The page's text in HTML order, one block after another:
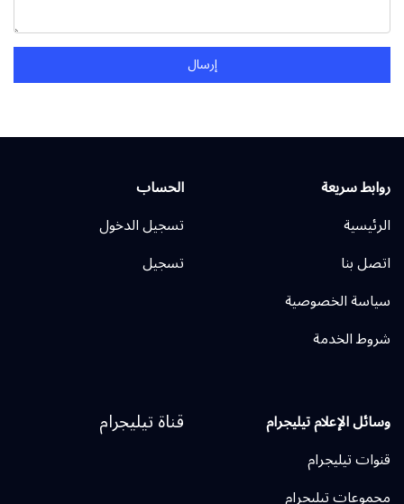
إرسال
روابط سريعة
الرئيسية
اتصل بنا
سياسة الخصوصية
شروط الخدمة
الحساب
تسجيل الدخول
تسجيل
وسائل الإعلام تيليجرام
قنوات تيليجرام
قناة تيليجرام